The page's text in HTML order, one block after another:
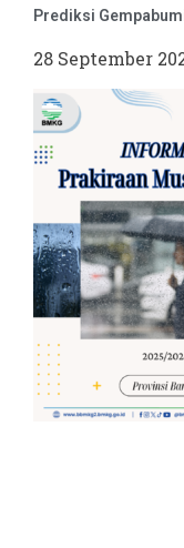
Prediksi
28 September